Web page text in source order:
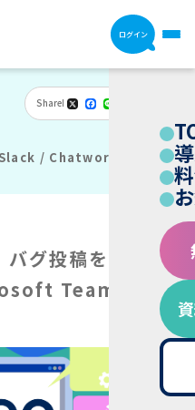
ログイン
Slack / Chatwork /
Share Facebook
有
バグ投稿を Slack
Teamsに通